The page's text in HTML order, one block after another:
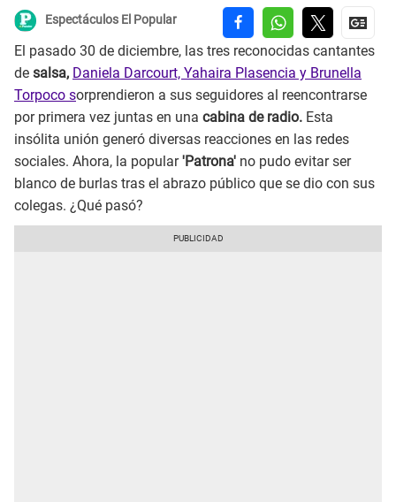
Espectáculos El Popular
El pasado 30 de diciembre, las tres reconocidas cantantes
de salsa, Daniela Darcourt, Yahaira Plasencia y Brunella
Torpoco sorprendieron a sus seguidores al reencontrarse
por primera vez juntas en una cabina de radio. Esta
insólita unión generó diversas reacciones en las redes
sociales. Ahora, la popular'Patrona' no pudo evitar ser
blanco de burlas tras el abrazo público que se dio con sus
colegas. ¿Qué pasó?